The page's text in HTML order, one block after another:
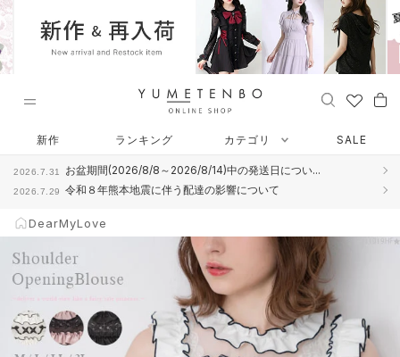
ス
キ
ッ
プ
移
新作 ランキング カテゴリ SALE
2026.7.31 お盆期間(2026/8/8～2026/8/14)中の発送日につい...
2026.7.29 令和８年熊本地震に伴う配達の影響について
DearMyLove